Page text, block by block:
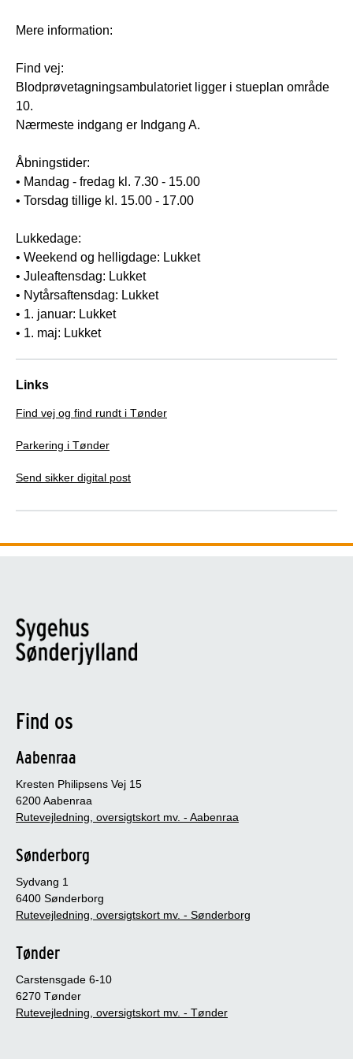
Links
Find vej og find rundt i Tønder
Parkering i Tønder
Send sikker digital post
Mere information:
Find vej:
Blodprøvetagningsambulatoriet ligger i stueplan område
10.
Nærmeste indgang er Indgang A.
Åbningstider:
• Mandag - fredag kl. 7.30 - 15.00
• Torsdag tillige kl. 15.00 - 17.00
Lukkedage:
• Weekend og helligdage: Lukket
• Juleaftensdag: Lukket
• Nytårsaftensdag: Lukket
• 1. januar: Lukket
• 1. maj: Lukket
Find os
Aabenraa
Kresten Philipsens Vej 15
6200 Aabenraa
Rutevejledning, oversigtskort mv. - Aabenraa
Sønderborg
Sydvang 1
6400 Sønderborg
Rutevejledning, oversigtskort mv. - Sønderborg
Tønder
Carstensgade 6-10
6270 Tønder
Rutevejledning, oversigtskort mv. - Tønder